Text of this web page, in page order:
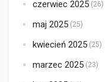
czerwiec 2025 (26)
maj 2025 (25)
kwiecień 2025 (25)
marzec 2025 (23)